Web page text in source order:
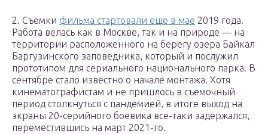
2. Съемки фильма стартовали еще в мае 2019 года.
Работа велась как в Москве, так и на природе — на
территории расположенного на берегу озера Байкал
Баргузинского заповедника, который и послужил
прототипом для сериального национального парка. В
сентябре стало известно о начале монтажа. Хотя
кинематографистам и не пришлось в съемочный
период столкнуться с пандемией, в итоге выход на
экраны 20-серийного боевика все-таки задержался,
переместившись на март 2021-го.